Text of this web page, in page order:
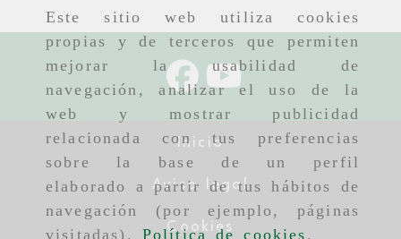
Este sitio web utiliza cookies
propias y de terceros que permiten
mejorar la usabilidad de
navegación, analizar el uso de la
web y mostrar publicidad
relacionada con tus preferencias
sobre la base de un perfil
elaborado a partir de tus hábitos de
navegación (por ejemplo, páginas
visitadas). Política de cookies .
Inicio
Aviso legal
Cookies